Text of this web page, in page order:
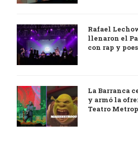
Rafael
llenaron el
con rap y
La Barranca
y armó la
Teatro